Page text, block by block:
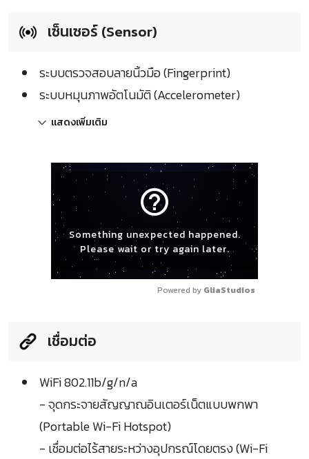
เซ็นเซอร์ (Sensor)
ระบบตรวจสอบลายนิ้วมือ (Fingerprint)
ระบบหมุนภาพอัตโนมัติ (Accelerometer)
แสดงเพิ่มเติม
help_outline
Something unexpected happened.
Please wait or try again later.
Powered by GliaStudios
เชื่อมต่อ
WiFi 802.11b/g/n/a
- จุดกระจายสัญญาณอินเตอร์เน็ตแบบพกพา
(Portable Wi-Fi Hotspot)
- เชื่อมต่อไร้สายระหว่างอุปกรณ์โดยตรง (Wi-Fi